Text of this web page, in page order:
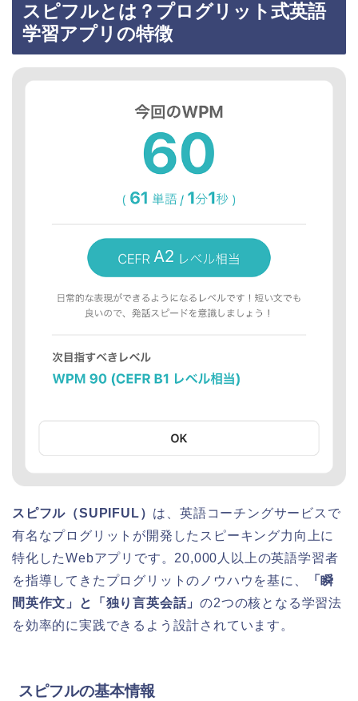
スピフルとは？プログリット式英語
学習アプリの特徴
スピフル（SUPIFUL） は、英語コーチングサービスで
有名なプログリットが開発したスピーキング力向上に
特化したWebアプリです。20,000人以上の英語学習者
を指導してきたプログリットのノウハウを基に、
「瞬
間英作文」と「独り言英会話」の2つの核となる学習法
を効率的に実践できるよう設計されています。
スピフルの基本情報